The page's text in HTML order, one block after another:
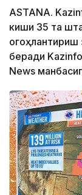
ASTANA.
киши 35 та
беради
News